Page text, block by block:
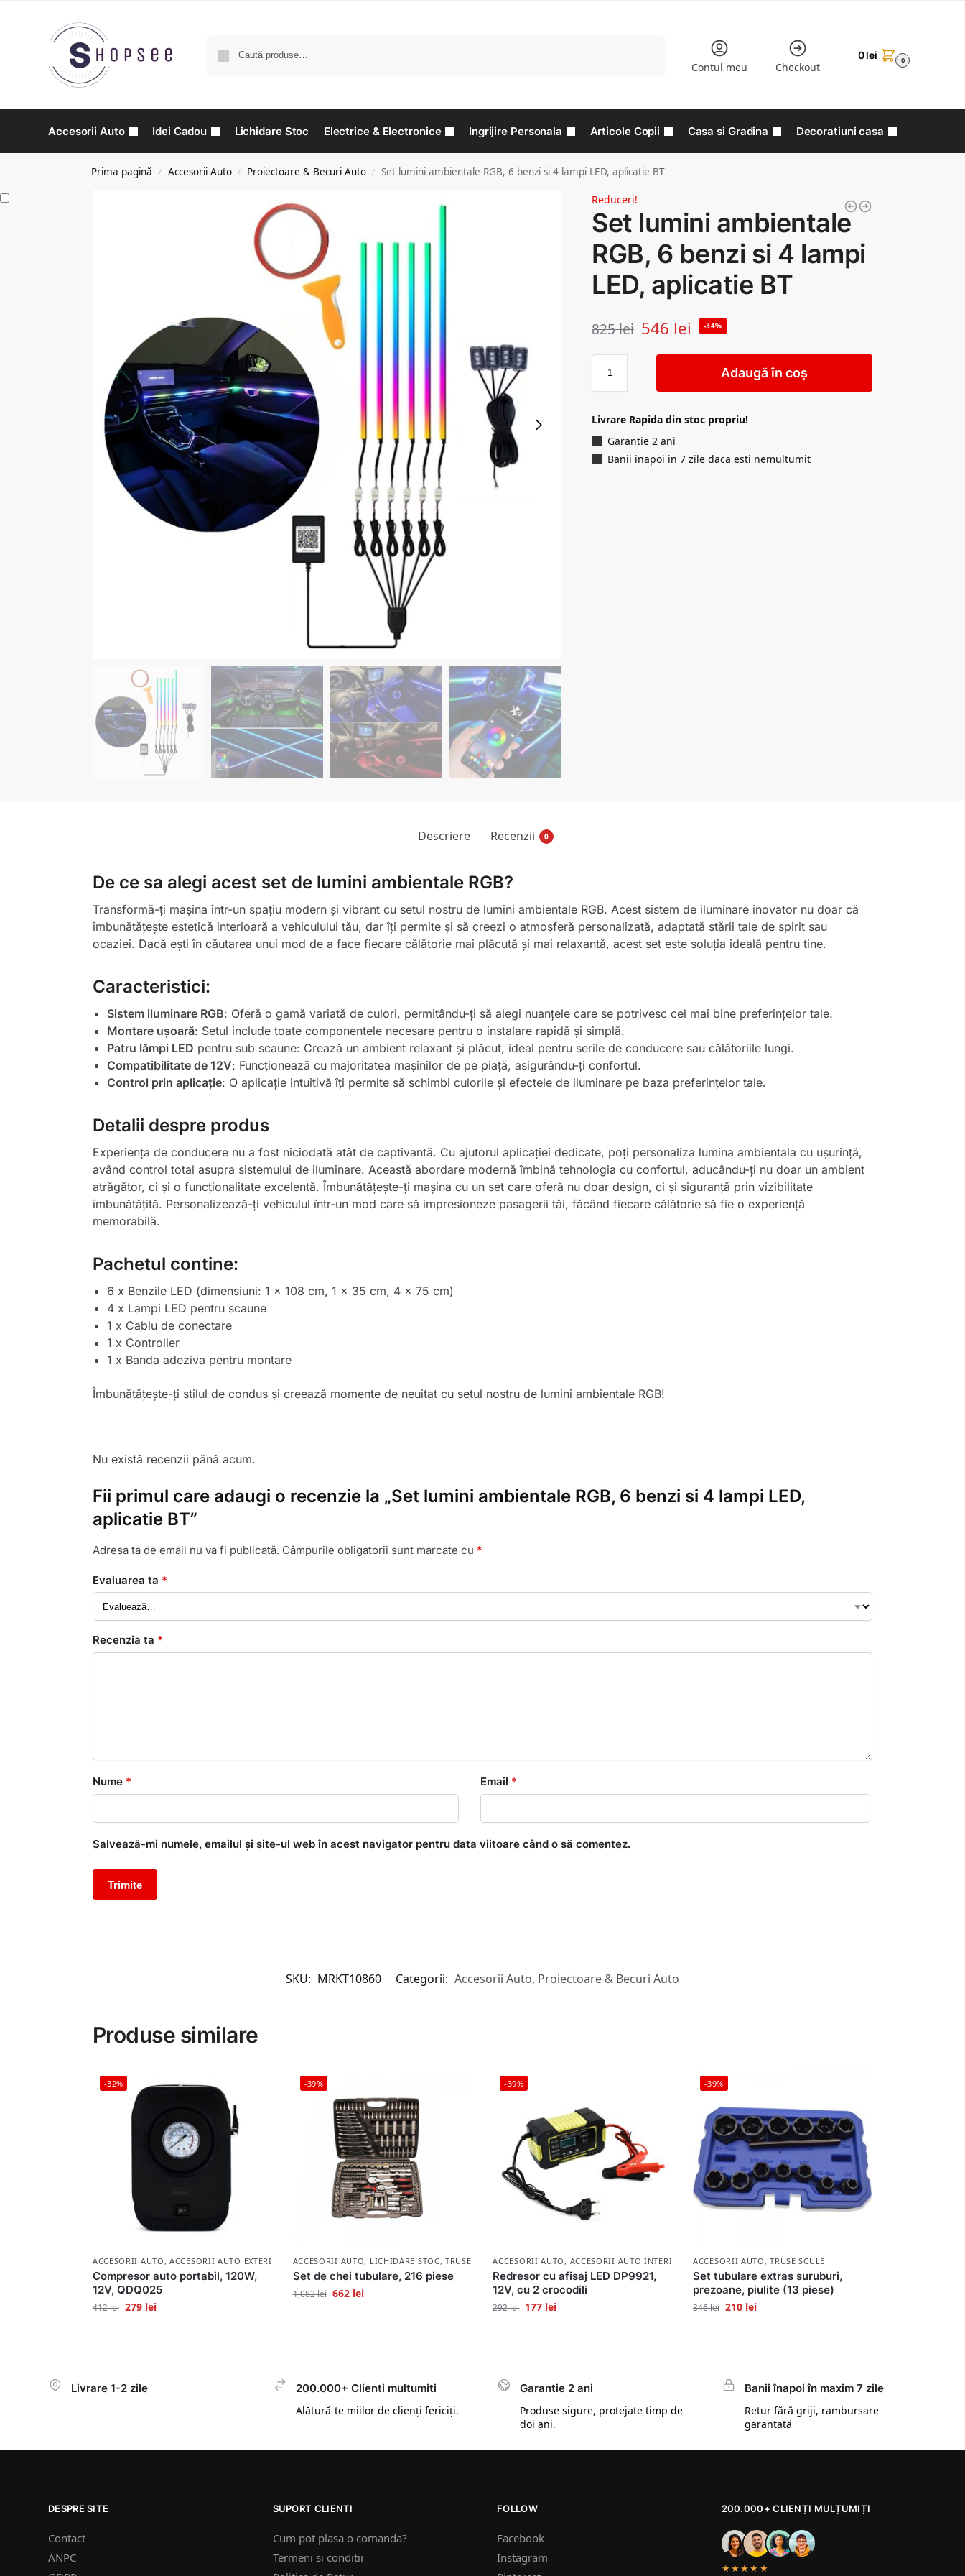
Contul meu Checkout
0lei 0
Accesorii Auto Idei Cadou Lichidare Stoc Electrice & Electronice Ingrijire Personala Articole Copii Casa si Gradina Decoratiuni casa
Prima pagină / Accesorii Auto / Proiectoare & Becuri Auto / Set lumini ambientale RGB, 6 benzi si 4 lampi LED, aplicatie BT
Reduceri!
Set lumini ambientale
RGB, 6 benzi si 4 lampi
LED, aplicatie BT
825lei 546 lei -34%
Adaugă în coș
Livrare Rapida din stoc propriu!
Garantie 2 ani
Banii inapoi in 7 zile daca esti nemultumit
Descriere Recenzii 0
De ce sa alegi acest set de lumini ambientale RGB?
Transformă-ți mașina într-un spațiu modern și vibrant cu setul nostru de lumini ambientale RGB. Acest sistem de iluminare inovator nu doar că
îmbunătățește estetică interioară a vehiculului tău, dar îți permite și să creezi o atmosferă personalizată, adaptată stării tale de spirit sau
ocaziei. Dacă ești în căutarea unui mod de a face fiecare călătorie mai plăcută și mai relaxantă, acest set este soluția ideală pentru tine.
Caracteristici:
Sistem iluminare RGB: Oferă o gamă variată de culori, permitându-ți să alegi nuanțele care se potrivesc cel mai bine preferințelor tale.
Montare ușoară: Setul include toate componentele necesare pentru o instalare rapidă și simplă.
Patru lămpi LED pentru sub scaune: Crează un ambient relaxant și plăcut, ideal pentru serile de conducere sau călătoriile lungi.
Compatibilitate de 12V: Funcționează cu majoritatea mașinilor de pe piață, asigurându-ți confortul.
Control prin aplicație: O aplicație intuitivă îți permite să schimbi culorile și efectele de iluminare pe baza preferințelor tale.
Detalii despre produs
Experiența de conducere nu a fost niciodată atât de captivantă. Cu ajutorul aplicației dedicate, poți personaliza lumina ambientala cu ușurință,
având control total asupra sistemului de iluminare. Această abordare modernă îmbină tehnologia cu confortul, aducându-ți nu doar un ambient
atrăgător, ci și o funcționalitate excelentă. Îmbunătățește-ți mașina cu un set care oferă nu doar design, ci și siguranță prin vizibilitate
îmbunătățită. Personalizează-ți vehiculul într-un mod care să impresioneze pasagerii tăi, făcând fiecare călătorie să fie o experiență
memorabilă.
Pachetul contine:
6 x Benzile LED (dimensiuni: 1 x 108 cm, 1 x 35 cm, 4 x 75 cm)
4 x Lampi LED pentru scaune
1 x Cablu de conectare
1 x Controller
1 x Banda adeziva pentru montare
Îmbunătățește-ți stilul de condus și creează momente de neuitat cu setul nostru de lumini ambientale RGB!
Nu există recenzii până acum.
Fii primul care adaugi o recenzie la „Set lumini ambientale RGB, 6 benzi si 4 lampi LED,
aplicatie BT”
Adresa ta de email nu va fi publicată. Câmpurile obligatorii sunt marcate cu *
Evaluarea ta *
Recenzia ta *
Nume * Email *
Salvează-mi numele, emailul și site-ul web în acest navigator pentru data viitoare când o să comentez.
SKU: MRKT10860 Categorii: Accesorii Auto, Proiectoare & Becuri Auto
Produse similare
-32%
ACCESORII AUTO,ACCESORII AUTO EXTERIOR
Compresor auto portabil, 120W,
12V, QDQ025
412lei 279 lei
-39%
ACCESORII AUTO, LICHIDARE STOC,TRUSE SCULE
Set de chei tubulare, 216 piese
1,082lei 662 lei
-39%
ACCESORII AUTO, ACCESORII AUTO INTERIOR
Redresor cu afisaj LED DP9921,
12V, cu 2 crocodili
292lei 177 lei
-39%
ACCESORII AUTO,TRUSE SCULE
Set tubulare extras suruburi,
prezoane, piulite (13 piese)
346lei 210 lei
Livrare 1-2 zile
200.000+ Clienti multumiti
Alătură-te miilor de clienți fericiți.
Garantie 2 ani
Produse sigure, protejate timp de
doi ani.
Banii înapoi în maxim 7 zile
Retur fără griji, rambursare
garantată
DESPRE SITE
Contact
ANPC
SUPORT CLIENTI
Cum pot plasa o comanda?
Termeni si conditii
FOLLOW
Facebook
Instagram
200.000+ CLIENȚI MULȚUMIȚI
★★★★★